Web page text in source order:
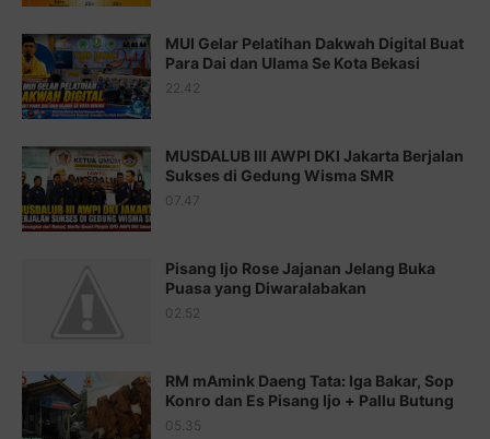
Juz 17 ⇨http://j.mp/2brHsFz
Juz 18 ⇨http://j.mp/2b8SCfc
Juz 19 ⇨http://j.mp/2bFSq95
Juz 20 ⇨http://j.mp/2brI1zc
Juz 21 ⇨http://j.mp/2b8VcBO
http://j.mp/2bFRxNP
http://j.mp/2brItxm
Juz 25 ⇨http://j.mp/2brImlf
MUI Gelar Pelatihan Dakwah Digital Buat
Para Dai dan Ulama Se Kota Bekasi
22.42
MUSDALUB III AWPI DKI Jakarta Berjalan
Sukses di Gedung Wisma SMR
07.47
Pisang Ijo Rose Jajanan Jelang Buka
Puasa yang Diwaralabakan
02.52
RM mAmink Daeng Tata: Iga Bakar, Sop
Konro dan Es Pisang Ijo + Pallu Butung
05.35